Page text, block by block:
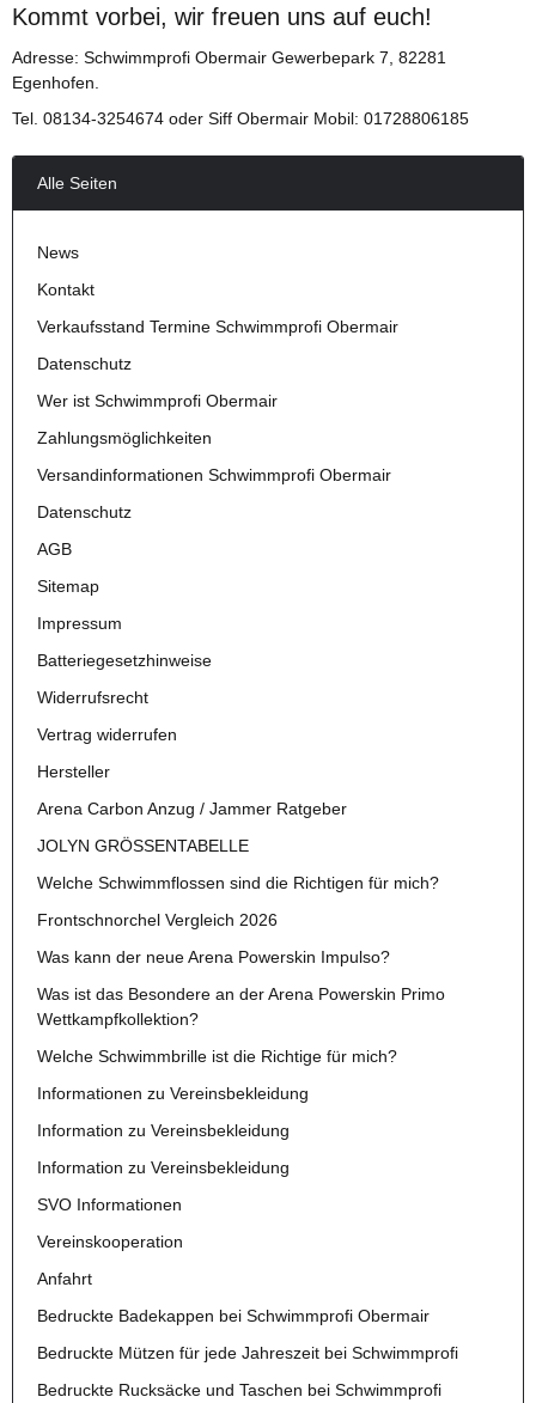
Kommt vorbei, wir freuen uns auf euch!
Adresse: Schwimmprofi Obermair Gewerbepark 7, 82281
Egenhofen.
Tel. 08134-3254674 oder Siff Obermair Mobil: 01728806185
Alle Seiten
News
Kontakt
Verkaufsstand Termine Schwimmprofi Obermair
Datenschutz
Wer ist Schwimmprofi Obermair
Zahlungsmöglichkeiten
Versandinformationen Schwimmprofi Obermair
Datenschutz
AGB
Sitemap
Impressum
Batteriegesetzhinweise
Widerrufsrecht
Vertrag widerrufen
Hersteller
Arena Carbon Anzug / Jammer Ratgeber
JOLYN GRÖSSENTABELLE
Welche Schwimmflossen sind die Richtigen für mich?
Frontschnorchel Vergleich 2026
Was kann der neue Arena Powerskin Impulso?
Was ist das Besondere an der Arena Powerskin Primo
Wettkampfkollektion?
Welche Schwimmbrille ist die Richtige für mich?
Informationen zu Vereinsbekleidung
Information zu Vereinsbekleidung
Information zu Vereinsbekleidung
SVO Informationen
Vereinskooperation
Anfahrt
Bedruckte Badekappen bei Schwimmprofi Obermair
Bedruckte Mützen für jede Jahreszeit bei Schwimmprofi
Bedruckte Rucksäcke und Taschen bei Schwimmprofi